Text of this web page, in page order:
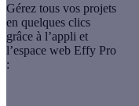
Gérez tous vos projets
en quelques clics
grâce à l’appli et
l’espace web Effy Pro
: